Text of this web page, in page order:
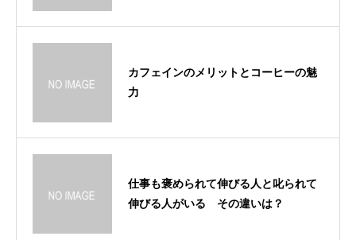
カフェインのメリットとコーヒーの魅
力
仕事も褒められて伸びる人と叱られて
伸びる人がいる その違いは？